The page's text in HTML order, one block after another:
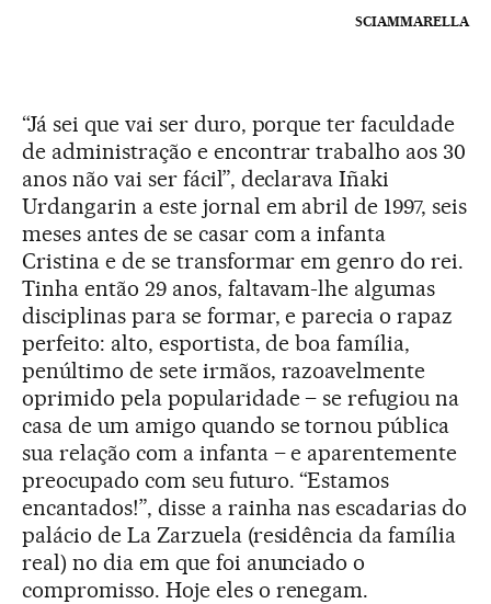
SCIAMMARELLA
“Já sei que vai ser duro, porque ter faculdade
de administração e encontrar trabalho aos 30
anos não vai ser fácil”, declarava Iñaki
Urdangarin a este jornal em abril de 1997, seis
meses antes de se casar com a infanta
Cristina e de se transformar em genro do rei.
Tinha então 29 anos, faltavam-lhe algumas
disciplinas para se formar, e parecia o rapaz
perfeito: alto, esportista, de boa família,
penúltimo de sete irmãos, razoavelmente
oprimido pela popularidade – se refugiou na
casa de um amigo quando se tornou pública
sua relação com a infanta – e aparentemente
preocupado com seu futuro. “Estamos
encantados!”, disse a rainha nas escadarias do
palácio de La Zarzuela (residência da família
real) no dia em que foi anunciado o
compromisso. Hoje eles o renegam.